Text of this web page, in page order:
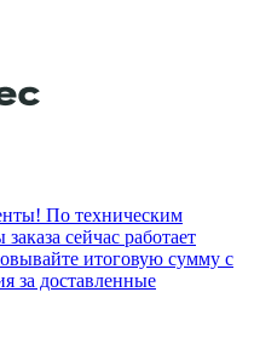
По техническим
сейчас работает
итоговую сумму с
за доставленные